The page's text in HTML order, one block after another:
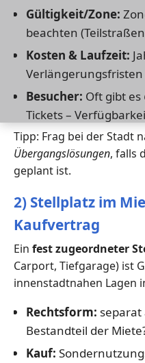
Gültigkeit/Zone:
beachten
Kosten & Laufzeit:
Besucher: Oft gibt es
Tickets –
Tipp: Frag bei der Stadt
Übergangslösungen, falls
geplant ist.
2) Stellplatz im
Kaufvertrag
Ein fest zugeordneter
Carport, Tiefgarage) ist
innenstadtnahen Lagen
Rechtsform:
Bestandteil der
Kauf: